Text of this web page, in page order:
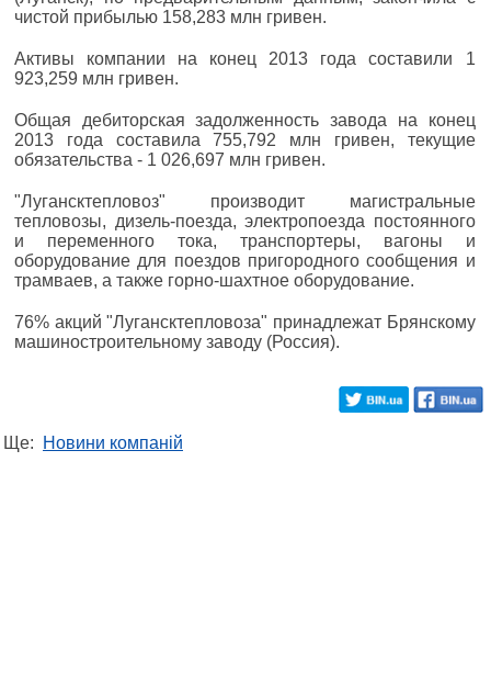
чистой прибылью 158,283 млн гривен.
Активы компании на конец 2013 года составили 1
923,259 млн гривен.
Общая дебиторская задолженность завода на конец
2013 года составила 755,792 млн гривен, текущие
обязательства - 1 026,697 млн гривен.
"Лугансктепловоз" производит магистральные
тепловозы, дизель-поезда, электропоезда постоянного
и переменного тока, транспортеры, вагоны и
оборудование для поездов пригородного сообщения и
трамваев, а также горно-шахтное оборудование.
76% акций "Лугансктепловоза" принадлежат Брянскому
машиностроительному заводу (Россия).
Ще: Новини компаній